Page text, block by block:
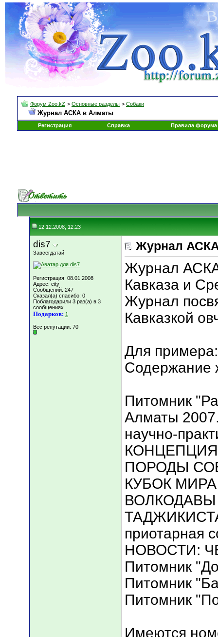
Форум Zoo.kZ > Основные разделы > Собаки
Журнал АСКА в Алматы
Регистрация Справка Правила форума
12.12.2008, 12:23
dis7
Завсегдатай
Регистрация: 08.01.2008
Адрес: city
Сообщений: 247
Сказал(а) спасибо: 0
Поблагодарили 3 раз(а) в 3
сообщениях
Подарков: 1
Вес репутации: 70
Журнал
Журнал
Кавказа и
Журнал
Кавказкой
Для примера:
Питомник
Алматы
научно-
ПОРОДЫ
КУБОК МИРА
ВОЛКОДАВЫ
приотарная
НОВОСТИ:
Питомник
Питомник
Питомник
Имеются